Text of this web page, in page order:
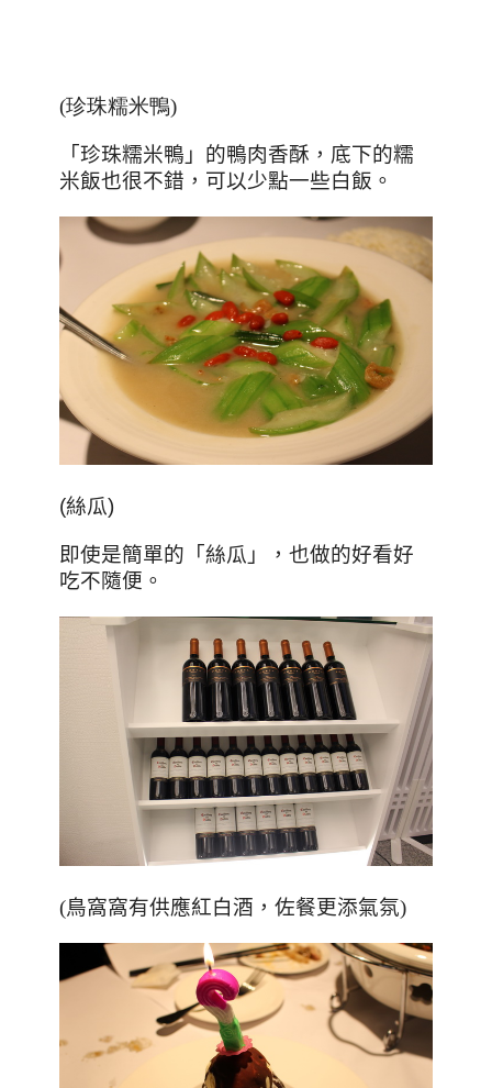
(珍珠糯米鴨)
「珍珠糯米鴨」的鴨肉香酥，底下的糯
米飯也很不錯，可以少點一些白飯。
(絲瓜)
即使是簡單的「絲瓜」，也做的好看好
吃不隨便。
(鳥窩窩有供應紅白酒，佐餐更添氣氛)